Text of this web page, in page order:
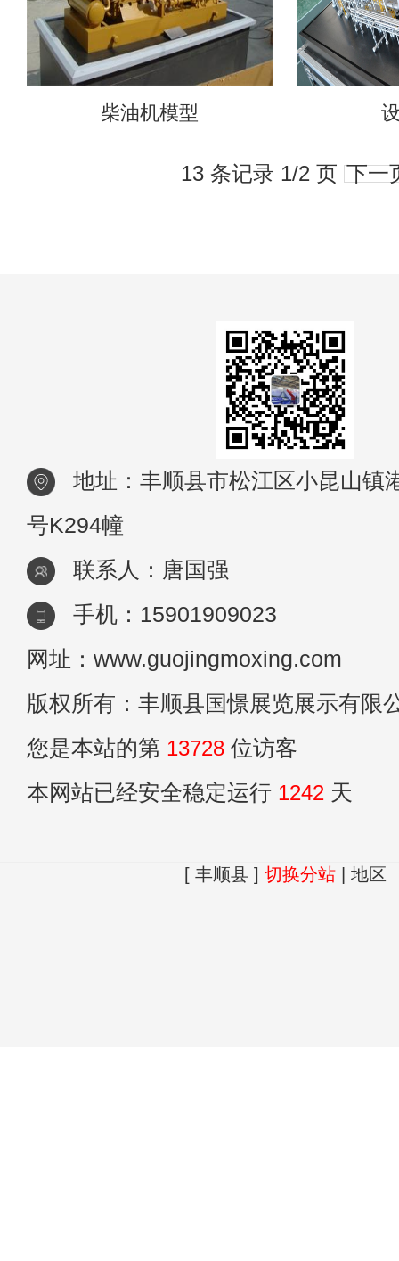
柴油机模型
13 条记录 1/2 页 下一
地址：丰顺县市松江区小昆山镇
号K294幢
联系人：唐国强
手机：15901909023
网址：www.guojingmoxing.com
版权所有：丰顺县国憬展览展示有限
您是本站的第 13728 位访客
本网站已经安全稳定运行 1242 天
[ 丰顺县 ] 切换分站| 地区